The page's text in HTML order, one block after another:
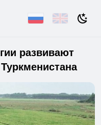
развивают